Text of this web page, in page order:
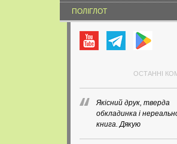
ПОЛІГЛОТ
ОСТАННІ
Якісний друк, тверда
обкладинка і
книга. Дякую